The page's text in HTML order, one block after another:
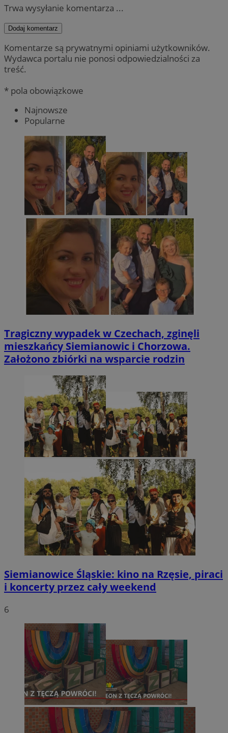
Trwa wysyłanie komentarza ...
Dodaj komentarz
Komentarze są prywatnymi opiniami użytkowników.
Wydawca portalu nie ponosi odpowiedzialności za
treść.
* pola obowiązkowe
Najnowsze
Popularne
Tragiczny wypadek w Czechach, zginęli
mieszkańcy Siemianowic i Chorzowa.
Założono zbiórki na wsparcie rodzin
Siemianowice Śląskie: kino na Rzęsie, piraci
i koncerty przez cały weekend
6